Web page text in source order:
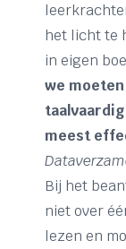
het licht te
in eigen
we
meest
Bij het
niet over
lezen en